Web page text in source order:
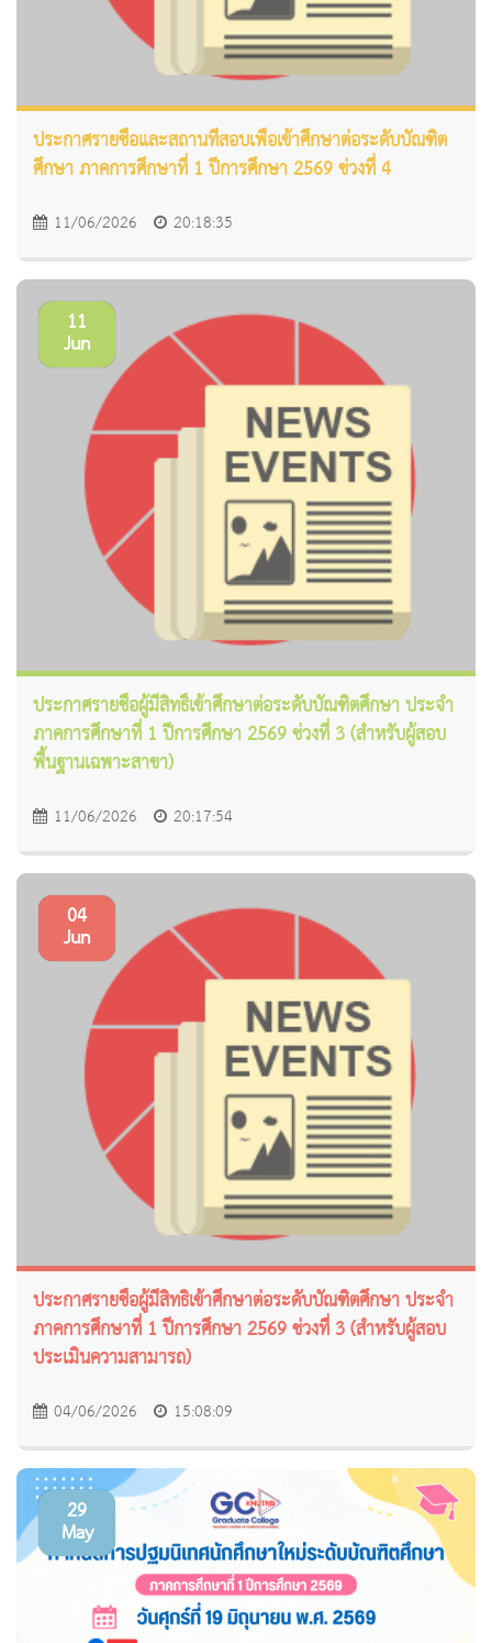
ประกาศรายชื่อและสถานที่สอบเพื่อเข้าศึกษาต่อระดับบัณฑิต
ศึกษา ภาคการศึกษาที่ 1 ปีการศึกษา 2569 ช่วงที่ 4
11/06/2026 20:18:35
11
Jun
ประกาศรายชื่อผู้มีสิทธิ์เข้าศึกษาต่อระดับบัณฑิตศึกษา ประจำ
ภาคการศึกษาที่ 1 ปีการศึกษา 2569 ช่วงที่ 3 (สำหรับผู้สอบ
พื้นฐานเฉพาะสาขา)
11/06/2026 20:17:54
04
Jun
ประกาศรายชื่อผู้มีสิทธิเข้าศึกษาต่อระดับบัณฑิตศึกษา ประจำ
ภาคการศึกษาที่ 1 ปีการศึกษา 2569 ช่วงที่ 3 (สำหรับผู้สอบ
ประเมินความสามารถ)
04/06/2026 15:08:09
29
May